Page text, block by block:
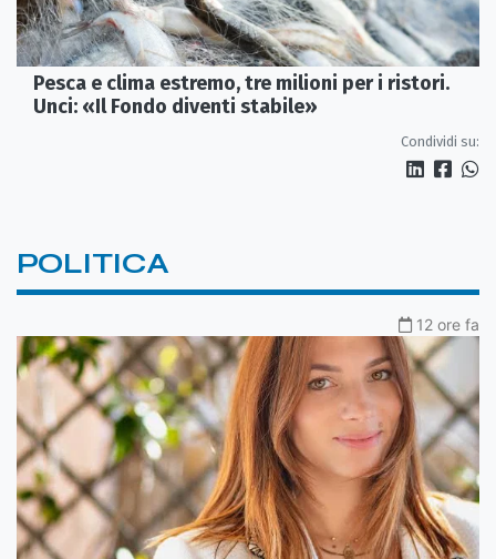
Pesca e clima estremo, tre milioni per i ristori.
Unci: «Il Fondo diventi stabile»
Condividi su:
POLITICA
12 ore fa